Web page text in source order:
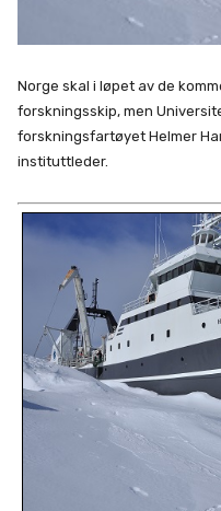
Norge skal i løpet av de
forskningsskip, men
forskningsfartøyet Helmer
instituttleder.